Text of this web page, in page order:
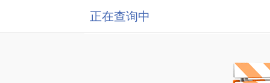
正在查询中